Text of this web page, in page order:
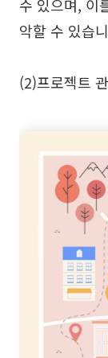
수 있으며, 이
악할 수 있습
(2)프로젝트